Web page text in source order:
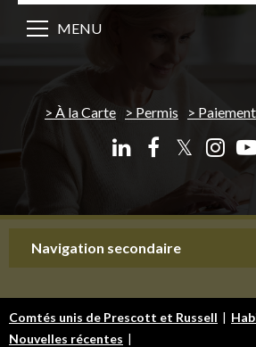
À la Carte Permis Paiement
𝕏
MENU
Navigation secondaire
Comtés unis de Prescott et Russell |
Nouvelles récentes |